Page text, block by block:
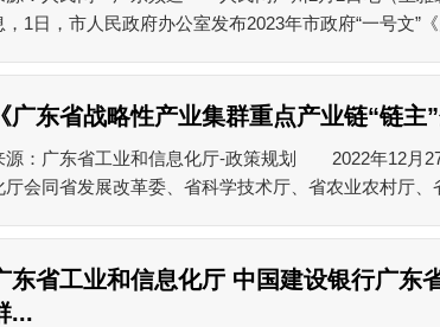
，1日，市人民政府办公室发布2023年市政府“一号文”
《广东省战略性产业集群重点产业链“链
源：广东省工业和信息化厅-政策规划 2022年12月
厅会同省发展改革委、省科学技术厅、省农业农村厅、
东省工业和信息化厅 中国建设银行广东
...